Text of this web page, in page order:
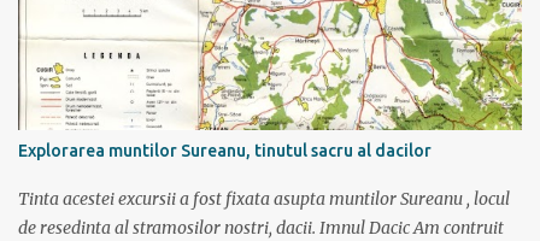
Explorarea muntilor Sureanu, tinutul sacru al dacilor
Tinta acestei excursii a fost fixata asupta muntilor Sureanu , locul
de resedinta al stramosilor nostri, dacii. Imnul Dacic Am contruit